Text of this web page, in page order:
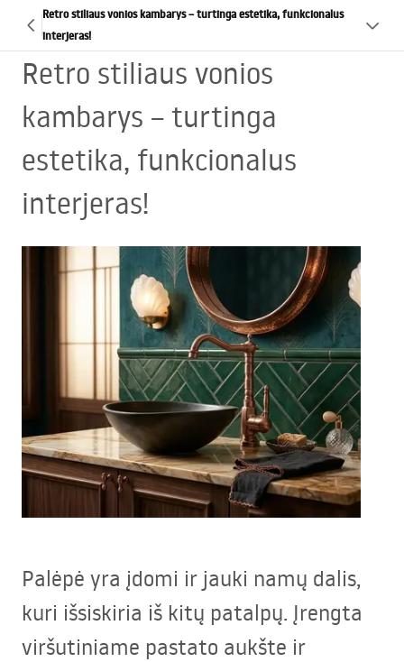
Retro stiliaus vonios kambarys – turtinga estetika, funkcionalus
interjeras!
Retro stiliaus vonios
kambarys – turtinga
estetika, funkcionalus
interjeras!
Palėpė yra įdomi ir jauki namų dalis,
kuri išsiskiria iš kitų patalpų. Įrengta
viršutiniame pastato aukšte ir